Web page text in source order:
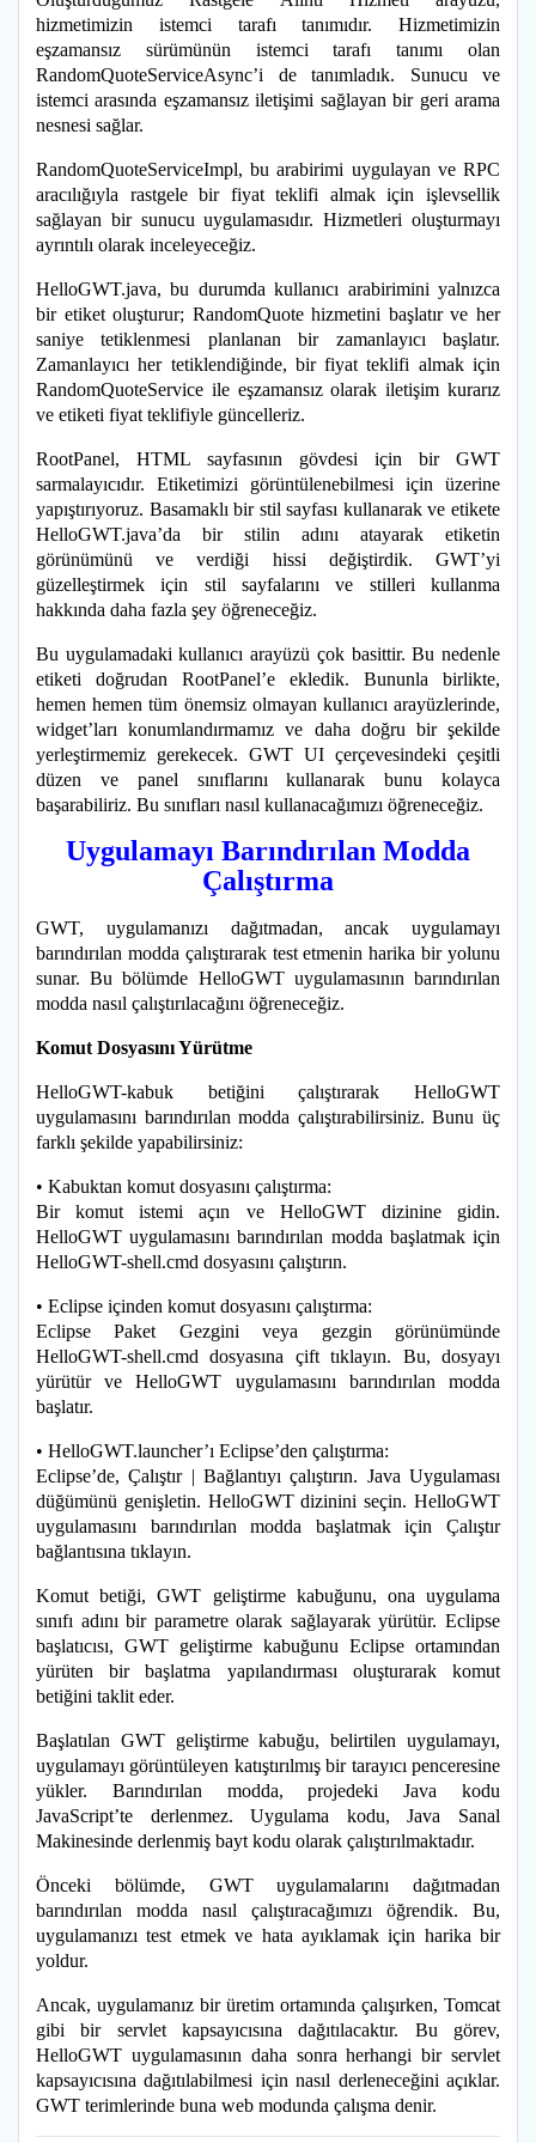
hizmetimizin istemci tarafı tanımıdır. Hizmetimizin
eşzamansız sürümünün istemci tarafı tanımı olan
RandomQuoteServiceAsync’i de tanımladık. Sunucu ve
istemci arasında eşzamansız iletişimi sağlayan bir geri arama
nesnesi sağlar.
RandomQuoteServiceImpl, bu arabirimi uygulayan ve RPC
aracılığıyla rastgele bir fiyat teklifi almak için işlevsellik
sağlayan bir sunucu uygulamasıdır. Hizmetleri oluşturmayı
ayrıntılı olarak inceleyeceğiz.
HelloGWT.java, bu durumda kullanıcı arabirimini yalnızca
bir etiket oluşturur; RandomQuote hizmetini başlatır ve her
saniye tetiklenmesi planlanan bir zamanlayıcı başlatır.
Zamanlayıcı her tetiklendiğinde, bir fiyat teklifi almak için
RandomQuoteService ile eşzamansız olarak iletişim kurarız
ve etiketi fiyat teklifiyle güncelleriz.
RootPanel, HTML sayfasının gövdesi için bir GWT
sarmalayıcıdır. Etiketimizi görüntülenebilmesi için üzerine
yapıştırıyoruz. Basamaklı bir stil sayfası kullanarak ve etikete
HelloGWT.java’da bir stilin adını atayarak etiketin
görünümünü ve verdiği hissi değiştirdik. GWT’yi
güzelleştirmek için stil sayfalarını ve stilleri kullanma
hakkında daha fazla şey öğreneceğiz.
Bu uygulamadaki kullanıcı arayüzü çok basittir. Bu nedenle
etiketi doğrudan RootPanel’e ekledik. Bununla birlikte,
hemen hemen tüm önemsiz olmayan kullanıcı arayüzlerinde,
widget’ları konumlandırmamız ve daha doğru bir şekilde
yerleştirmemiz gerekecek. GWT UI çerçevesindeki çeşitli
düzen ve panel sınıflarını kullanarak bunu kolayca
başarabiliriz. Bu sınıfları nasıl kullanacağımızı öğreneceğiz.
Uygulamayı Barındırılan Modda
Çalıştırma
GWT, uygulamanızı dağıtmadan, ancak uygulamayı
barındırılan modda çalıştırarak test etmenin harika bir yolunu
sunar. Bu bölümde HelloGWT uygulamasının barındırılan
modda nasıl çalıştırılacağını öğreneceğiz.
Komut Dosyasını Yürütme
HelloGWT-kabuk betiğini çalıştırarak HelloGWT
uygulamasını barındırılan modda çalıştırabilirsiniz. Bunu üç
farklı şekilde yapabilirsiniz:
• Kabuktan komut dosyasını çalıştırma:
Bir komut istemi açın ve HelloGWT dizinine gidin.
HelloGWT uygulamasını barındırılan modda başlatmak için
HelloGWT-shell.cmd dosyasını çalıştırın.
• Eclipse içinden komut dosyasını çalıştırma:
Eclipse Paket Gezgini veya gezgin görünümünde
HelloGWT-shell.cmd dosyasına çift tıklayın. Bu, dosyayı
yürütür ve HelloGWT uygulamasını barındırılan modda
başlatır.
• HelloGWT.launcher’ı Eclipse’den çalıştırma:
Eclipse’de, Çalıştır | Bağlantıyı çalıştırın. Java Uygulaması
düğümünü genişletin. HelloGWT dizinini seçin. HelloGWT
uygulamasını barındırılan modda başlatmak için Çalıştır
bağlantısına tıklayın.
Komut betiği, GWT geliştirme kabuğunu, ona uygulama
sınıfı adını bir parametre olarak sağlayarak yürütür. Eclipse
başlatıcısı, GWT geliştirme kabuğunu Eclipse ortamından
yürüten bir başlatma yapılandırması oluşturarak komut
betiğini taklit eder.
Başlatılan GWT geliştirme kabuğu, belirtilen uygulamayı,
uygulamayı görüntüleyen katıştırılmış bir tarayıcı penceresine
yükler. Barındırılan modda, projedeki Java kodu
JavaScript’te derlenmez. Uygulama kodu, Java Sanal
Makinesinde derlenmiş bayt kodu olarak çalıştırılmaktadır.
Önceki bölümde, GWT uygulamalarını dağıtmadan
barındırılan modda nasıl çalıştıracağımızı öğrendik. Bu,
uygulamanızı test etmek ve hata ayıklamak için harika bir
yoldur.
Ancak, uygulamanız bir üretim ortamında çalışırken, Tomcat
gibi bir servlet kapsayıcısına dağıtılacaktır. Bu görev,
HelloGWT uygulamasının daha sonra herhangi bir servlet
kapsayıcısına dağıtılabilmesi için nasıl derleneceğini açıklar.
GWT terimlerinde buna web modunda çalışma denir.